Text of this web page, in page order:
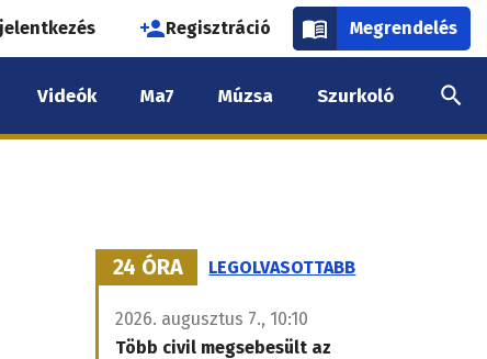
Regisztráció Megrendelés
Videók Ma7 Múzsa Szurkoló
24 ÓRA LEGOLVASOTTABB
2026. augusztus 7., 10:10
Több civil megsebesült az